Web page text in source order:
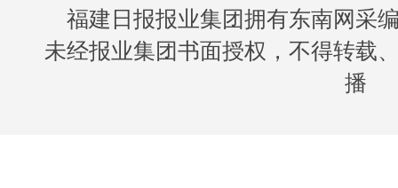
福建日报报业集团拥有东南网采
未经报业集团书面授权，不得转载
播